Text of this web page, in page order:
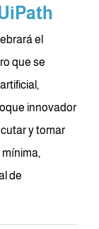
el
que se
innovador
y tomar
de